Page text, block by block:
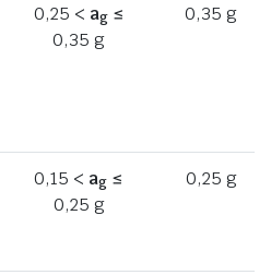
0,25 < ag≤
0,35 g
0,35 g
0,15 < ag ≤
0,25 g
0,25 g